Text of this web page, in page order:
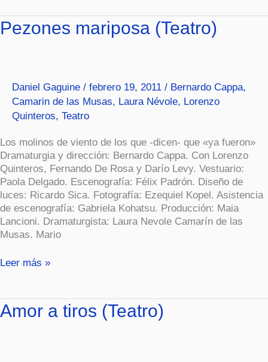
Pezones mariposa (Teatro)
Daniel Gaguine / febrero 19, 2011 / Bernardo Cappa,
Camarin de las Musas, Laura Névole, Lorenzo
Quinteros, Teatro
Los molinos de viento de los que -dicen- que «ya fueron»
Dramaturgia y dirección: Bernardo Cappa. Con Lorenzo
Quinteros, Fernando De Rosa y Darío Levy. Vestuario:
Paola Delgado. Escenografía: Félix Padrón. Diseño de
luces: Ricardo Sica. Fotografía: Ezequiel Kopel. Asistencia
de escenografía: Gabriela Kohatsu. Producción: Maia
Lancioni. Dramaturgista: Laura Nevole Camarín de las
Musas. Mario
Pezones
mariposa
Leer más »
Amor a tiros (Teatro)
Amor
a